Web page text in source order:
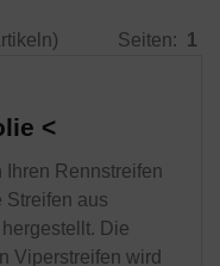
Seiten: 1
Ihren Rennstreifen
Streifen aus
Die
Viperstreifen wird